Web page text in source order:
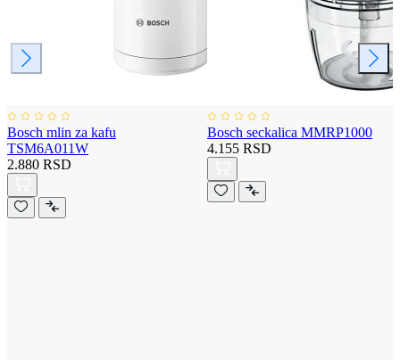
Bosch mlin za kafu
TSM6A011W
2.880 RSD
Bosch seckalica MMRP1000
4.155 RSD